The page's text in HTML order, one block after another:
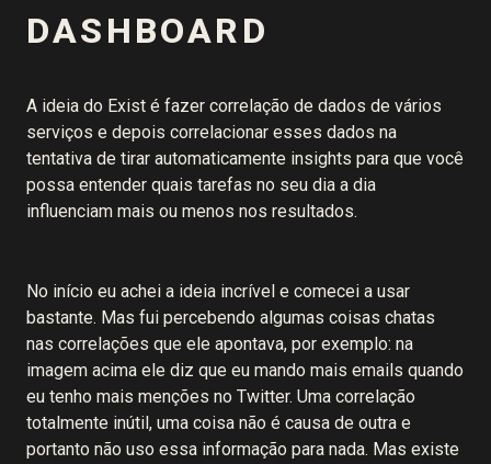
DASHBOARD
A ideia do Exist é fazer correlação de dados de vários
serviços e depois correlacionar esses dados na
tentativa de tirar automaticamente insights para que você
possa entender quais tarefas no seu dia a dia
influenciam mais ou menos nos resultados.
No início eu achei a ideia incrível e comecei a usar
bastante. Mas fui percebendo algumas coisas chatas
nas correlações que ele apontava, por exemplo: na
imagem acima ele diz que eu mando mais emails quando
eu tenho mais menções no Twitter. Uma correlação
totalmente inútil, uma coisa não é causa de outra e
portanto não uso essa informação para nada. Mas existe